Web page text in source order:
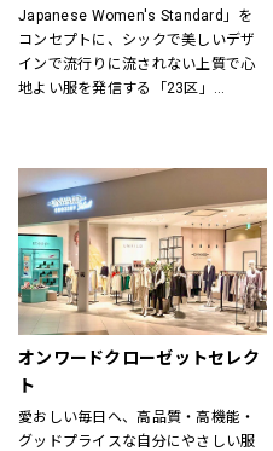
Japanese Women's Standard」を
コンセプトに、シックで美しいデザ
インで流行りに流されない上質で心
地よい服を発信する「23区」
進化し続ける伝統を原点に、常に時
代性にマッチした「ネクスト・トラ
ッド」のライフスタイルを提案する
「J.PRESS」
公式オンラインストア「ONWARD
CROSSET」でお選びいただいた商品
を取り寄せて、店舗にてご試着、ご
購入いただける「クリック&トライ」
オンワードクローゼットセレク
ト
愛おしい毎日へ、高品質・高機能・
グッドプライスな自分にやさしい服